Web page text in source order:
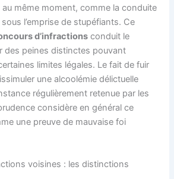
même moment, comme la conduite
l’emprise de stupéfiants. Ce
d’infractions conduit le
des peines distinctes pouvant
limites légales. Le fait de fuir
une alcoolémie délictuelle
régulièrement retenue par les
considère en général ce
une preuve de mauvaise foi
voisines : les distinctions